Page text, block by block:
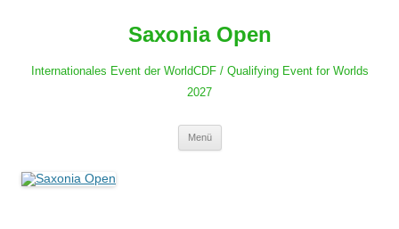
Saxonia Open
Internationales Event der WorldCDF / Qualifying Event for Worlds
2027
Menü